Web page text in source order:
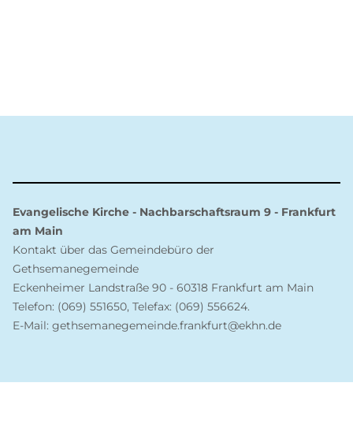
Evangelische Kirche - Nachbarschaftsraum 9 - Frankfurt
am Main
Kontakt über das Gemeindebüro der
Gethsemanegemeinde
Eckenheimer Landstraße 90 - 60318 Frankfurt am Main
Telefon: (069) 551650, Telefax: (069) 556624.
E-Mail: gethsemanegemeinde.frankfurt@ekhn.de